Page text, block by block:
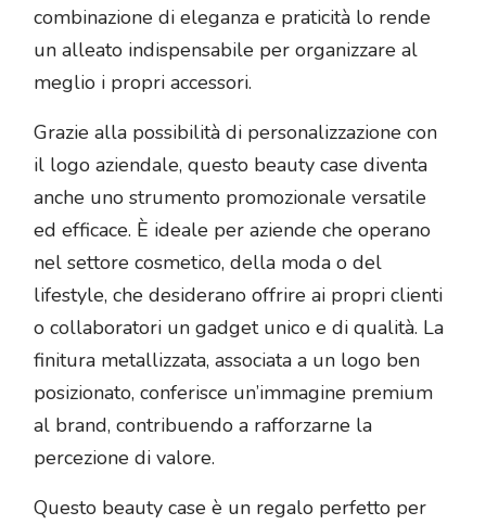
combinazione di eleganza e praticità lo rende
un alleato indispensabile per organizzare al
meglio i propri accessori.
Grazie alla possibilità di personalizzazione con
il logo aziendale, questo beauty case diventa
anche uno strumento promozionale versatile
ed efficace. È ideale per aziende che operano
nel settore cosmetico, della moda o del
lifestyle, che desiderano offrire ai propri clienti
o collaboratori un gadget unico e di qualità. La
finitura metallizzata, associata a un logo ben
posizionato, conferisce un’immagine premium
al brand, contribuendo a rafforzarne la
percezione di valore.
Questo beauty case è un regalo perfetto per